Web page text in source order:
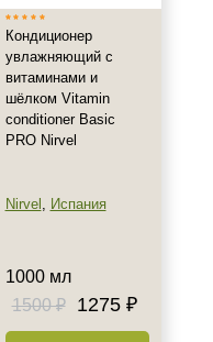
Кондиционер
увлажняющий с
витаминами и
шёлком Vitamin
conditioner Basic
PRO Nirvel
Nirvel , Испания
1000 мл
1500 ₽
1275 ₽